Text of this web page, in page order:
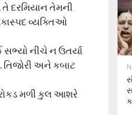
તે દરમિયાન તેમની
વ્યક્તિઓ
સભ્યો નીચે ન ઉતર્યા
તિજોરી અને કબાટ
રોકડ મળી કુલ આશરે